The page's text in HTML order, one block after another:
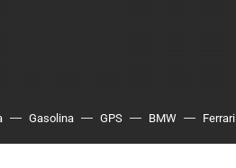
Gasolina GPS BMW Ferrari